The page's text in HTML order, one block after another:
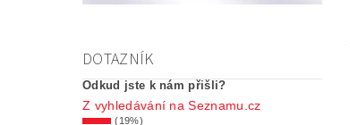
DOTAZNÍK
Odkud jste k nám přišli?
Z vyhledávání na Seznamu.cz
(19%)